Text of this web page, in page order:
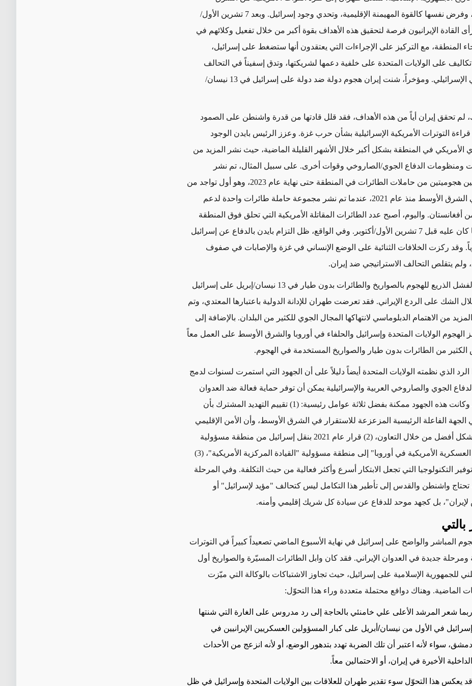
الأوسط، وفرض نفسها كالقوة المهيمنة الإقليمية، وتحدي وجود إسرائيل. وبعد 7 تشرين الأول/
رأى القادة الإيرانيون فرصة لتحقيق هذه الأهداف بقوة أكبر من خلال تفعيل وكلائهم في
المنطقة، مع التركيز على الإجراءات التي يعتقدون أنها ستضغط على إسرائيل،
على الولايات المتحدة على خلفية دعمها لشريكتها، وتدق إسفيناً في التحالف
الإسرائيلي
. ومؤخراً، شنت إيران هجوم دولة ضد دولة على إسرائيل في 13 نيسان/
لم تحقق إيران أياً من هذه الأهداف، فقد قلل قادتها من قدرة واشنطن على الصمود
قراءة التوترات الأمريكية الإسرائيلية بشأن حرب غزة. وعزز الرئيس بايدن الوجود
الأمريكي في المنطقة بشكل أكبر خلال الأشهر القليلة الماضية، حيث نشر المزيد من
ومنظومات الدفاع الجوي/الصاروخي وقوات أخرى. على سبيل المثال، تم نشر
مجموعتين هجوميتين من حاملات الطائرات في المنطقة حتى نهاية عام 2023، وهو أول تواجد من
نوعه في الشرق الأوسط منذ عام 2021، عندما تم نشر مجموعة حاملة طائرات واحدة لدعم
من أفغانستان. واليوم، أصبح عدد الطائرات المقاتلة الأمريكية التي تحلق فوق المنطقة
أكبر مما كان عليه قبل 7 تشرين الأول/أكتوبر. وفي الواقع، ظل التزام بايدن بالدفاع عن إسرائيل
وقد ركزت الخلافات الثنائية على الوضع الإنساني في غزة والإصابات في صفوف
ولم يتقلص التحالف الاستراتيجي ضد إيران.
كما أن الفشل الذريع للهجوم بالصواريخ والطائرات بدون طيار في 13 نيسان/إبريل على إسرائيل
الشك على الردع الإيراني. فقد تعرضت طهران للإدانة الدولية باعتبارها المعتدي، وتم
من الاهتمام الدبلوماسي لانتهاكها المجال الجوي للكثير من البلدان. بالإضافة إلى
الهجوم الولايات المتحدة وإسرائيل والحلفاء في أوروبا والشرق الأوسط على العمل معاً
الكثير من الطائرات بدون طيار والصواريخ المستخدمة في الهجوم.
الرد الذي نظمته الولايات المتحدة أيضاً دليلاً على أن الجهود التي استمرت لسنوات لدمج
الجوي والصاروخي العربية والإسرائيلية يمكن أن توفر حماية فعالة ضد العدوان
وكانت هذه الجهود ممكنة بفضل ثلاثة عوامل رئيسية: (1) تقييم
التهديد المشترك بأن
الجهة الفاعلة الرئيسية المزعزعة للاستقرار في الشرق الأوسط، وأن الأمن الإقليمي
يتحقق بشكل أفضل من خلال التعاون، (2) قرار عام 2021 بنقل إسرائيل من منطقة مسؤولية
"القيادة العسكرية الأمريكية في أوروبا" إلى منطقة مسؤولية "القيادة المركزية الأمريكية"، (3)
التكنولوجيا التي تجعل الابتكار أسرع وأكثر فعالية من حيث التكلفة. وفي المرحلة
تحتاج واشنطن والقدس إلى تأطير هذا التكامل ليس كتحالف "مؤيد لإسرائيل" أو
بل كجهد موحد للدفاع عن سيادة كل شريك إقليمي وأمنه.
بالتي
المباشر والواضح على إسرائيل في نهاية الأسبوع الماضي تصعيداً كبيراً في التوترات
ومرحلة جديدة في العدوان الإيراني. فقد كان وابل الطائرات المسيّرة والصواريخ أول
للجمهورية الإسلامية على إسرائيل، حيث تجاوز الاشتباكات بالوكالة التي ميّزت
الماضية. وهناك دوافع محتملة متعددة وراء هذا التحوّل:
ربما شعر المرشد الأعلى علي خامنئي بالحاجة إلى رد مدروس على الغارة التي شنتها
إسرائيل في الأول من نيسان/أبريل على كبار المسؤولين العسكريين الإيرانيين في
دمشق، سواء لأنه اعتبر أن تلك الضربة تهدد بتدهور الوضع، أو لأنه انزعج من الأحداث
الداخلية الأخيرة في إيران، أو الاحتمالين معاً.
قد يعكس هذا التحوّل سوء تقدير طهران للعلاقات بين الولايات المتحدة وإسرائيل في ظل